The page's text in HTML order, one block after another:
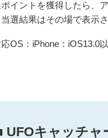
イントを獲得したら、
選結果はその場で表示
OS：iPhone：iOS13.0
UFOキャッチ